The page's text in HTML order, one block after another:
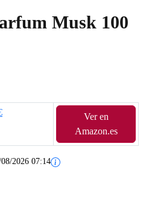
Musk 100
Ver en
Amazon.es
2026 07:14